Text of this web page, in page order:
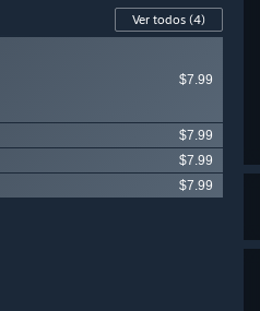
Ver todos (4)
$7.99
$7.99
$7.99
$7.99